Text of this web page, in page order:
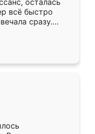
осталась
всё быстро
сразу.
подошёл к
Собрали
даже